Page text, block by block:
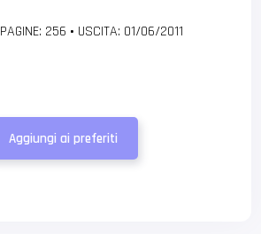
PAGINE: 256 • USCITA: 01/06/2011
Aggiungi ai preferiti